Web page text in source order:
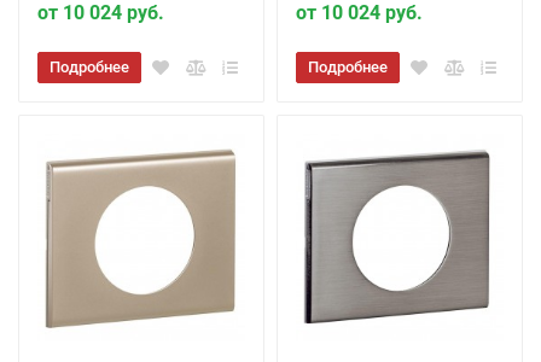
от 10 024 руб.
Подробнее
от 10 024 руб.
Подробнее